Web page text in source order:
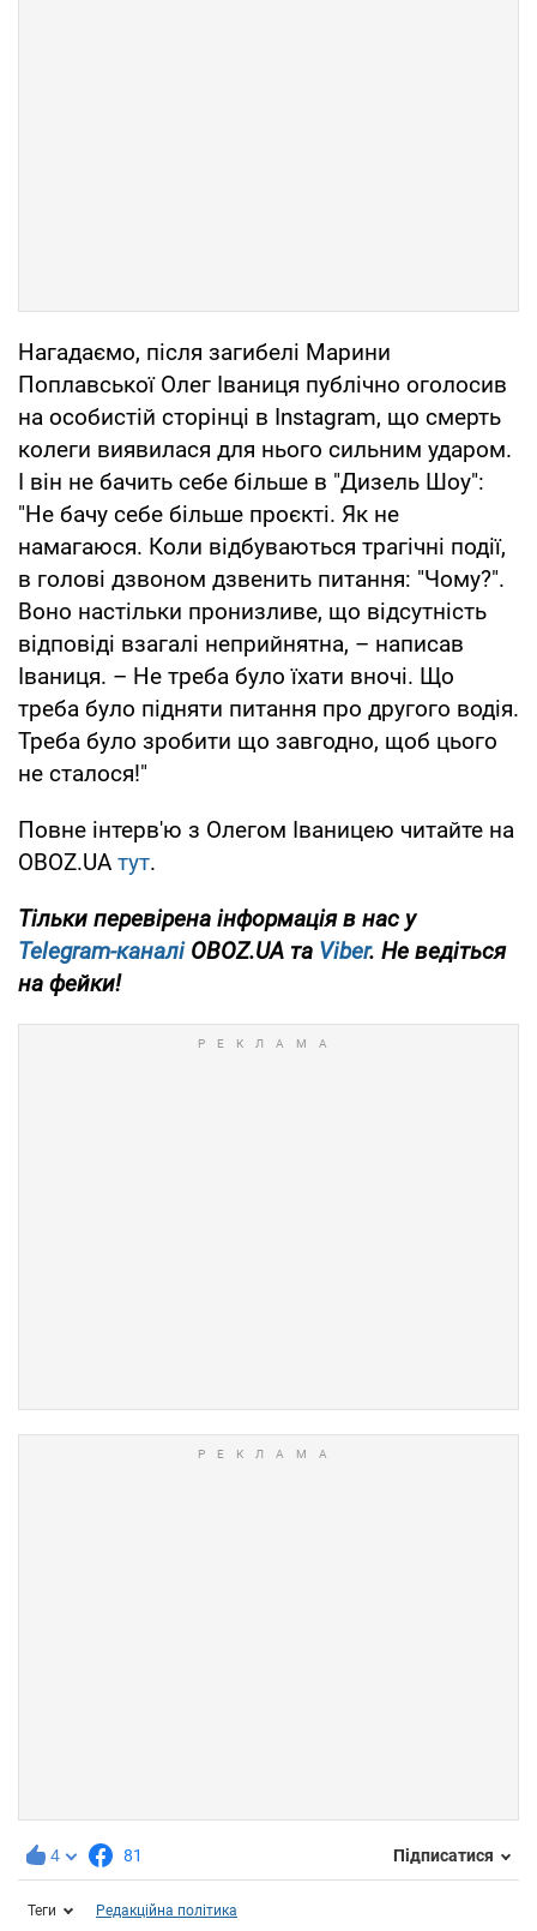
Нагадаємо, після загибелі Марини
Поплавської Олег Іваниця публічно оголосив
на особистій сторінці в Instagram, що смерть
колеги виявилася для нього сильним ударом.
І він не бачить себе більше в "Дизель Шоу":
"Не бачу себе більше проєкті. Як не
намагаюся. Коли відбуваються трагічні події,
в голові дзвоном дзвенить питання: "Чому?".
Воно настільки пронизливе, що відсутність
відповіді взагалі неприйнятна, – написав
Іваниця. – Не треба було їхати вночі. Що
треба було підняти питання про другого водія.
Треба було зробити що завгодно, щоб цього
не сталося!"
Повне інтерв'ю з Олегом Іваницею читайте на
OBOZ.UA тут.
Тільки перевірена інформація в нас у
Telegram-каналіOBOZ.UA та Viber. Не ведіться
на фейки!
4 81 Підписатися
Теги Редакційна політика